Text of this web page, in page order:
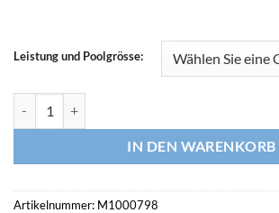
Leistung und Poolgrösse:
IN DEN WARENKORB
Artikelnummer: M1000798